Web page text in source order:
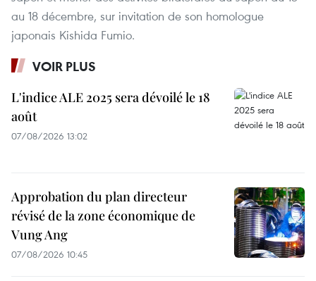
au 18 décembre, sur invitation de son homologue
japonais Kishida Fumio.
VOIR PLUS
L'indice ALE 2025 sera dévoilé le 18
août
07/08/2026 13:02
Approbation du plan directeur
révisé de la zone économique de
Vung Ang
07/08/2026 10:45